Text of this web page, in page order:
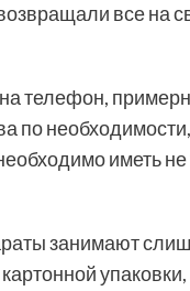
все на
телефон,
по
иметь
занимают